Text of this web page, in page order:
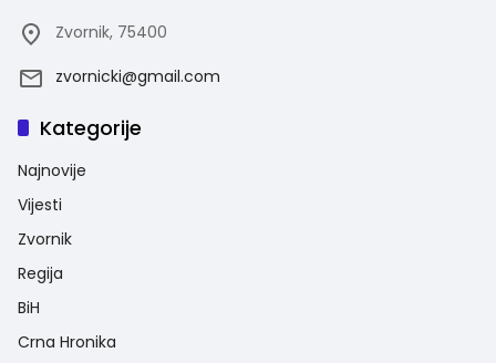
Zvornik, 75400
zvornicki@gmail.com
Kategorije
Najnovije
Vijesti
Zvornik
Regija
BiH
Crna Hronika